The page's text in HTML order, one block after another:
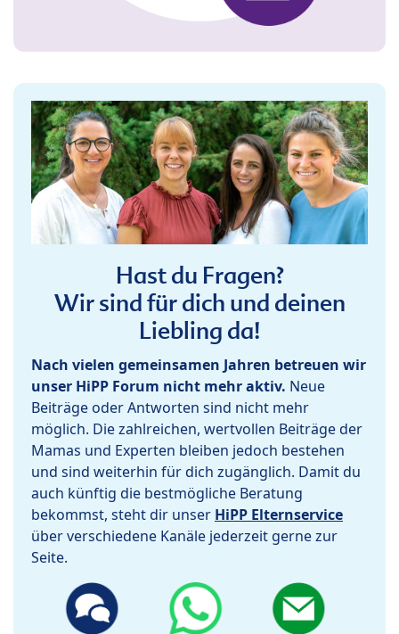
Hast du Fragen?
Wir sind für dich und deinen
Liebling da!
Nach vielen gemeinsamen Jahren betreuen wir
unser HiPP Forum nicht mehr aktiv. Neue
Beiträge oder Antworten sind nicht mehr
möglich. Die zahlreichen, wertvollen Beiträge der
Mamas und Experten bleiben jedoch bestehen
und sind weiterhin für dich zugänglich. Damit du
auch künftig die bestmögliche Beratung
bekommst, steht dir unser HiPP Elternservice
über verschiedene Kanäle jederzeit gerne zur
Seite.